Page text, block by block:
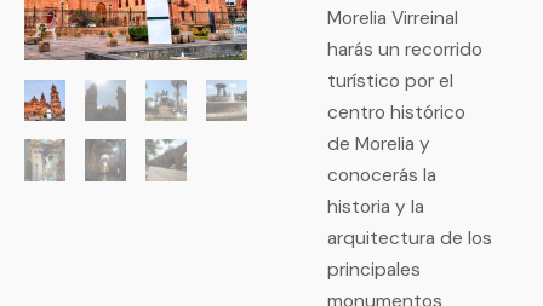
Morelia Virreinal
harás un recorrido
turístico por el
centro histórico
de Morelia y
conocerás la
historia y la
arquitectura de los
principales
monumentos